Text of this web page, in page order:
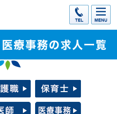
療事務の求人一覧